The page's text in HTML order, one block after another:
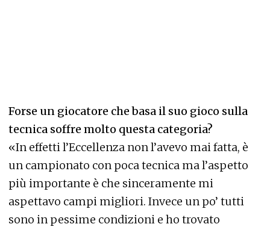
Forse un giocatore che basa il suo gioco sulla
tecnica soffre molto questa categoria?
«In effetti l’Eccellenza non l’avevo mai fatta, è
un campionato con poca tecnica ma l’aspetto
più importante è che sinceramente mi
aspettavo campi migliori. Invece un po’ tutti
sono in pessime condizioni e ho trovato